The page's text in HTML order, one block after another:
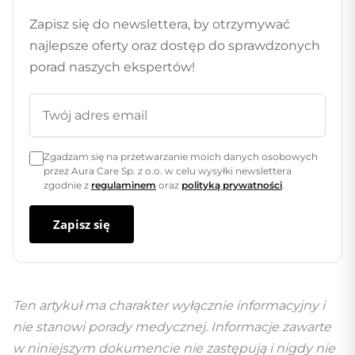
Zapisz się do newslettera, by otrzymywać
najlepsze oferty oraz dostęp do sprawdzonych
porad naszych ekspertów!
Zgadzam się na przetwarzanie moich danych osobowych
przez Aura Care Sp. z o.o. w celu wysyłki newslettera
zgodnie z regulaminem oraz polityką prywatności.
Zapisz się
Ten artykuł ma charakter wyłącznie informacyjny i
nie stanowi porady medycznej. Informacje zawarte
w niniejszym dokumencie nie zastępują i nigdy nie